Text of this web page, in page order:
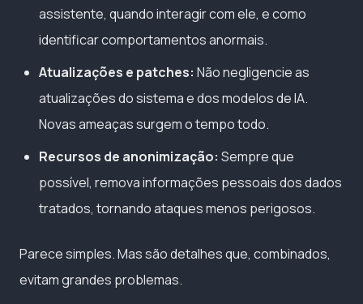
assistente, quando interagir com ele, e como
identificar comportamentos anormais.
Atualizações e patches: Não negligencie as
atualizações do sistema e dos modelos de IA.
Novas ameaças surgem o tempo todo.
Recursos de anonimização: Sempre que
possível, remova informações pessoais dos dados
tratados, tornando ataques menos perigosos.
Parece simples. Mas são detalhes que, combinados,
evitam grandes problemas.